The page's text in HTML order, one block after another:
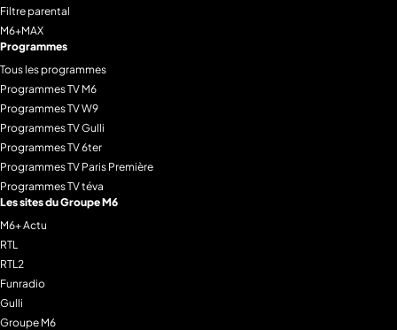
Filtre parental
M6+MAX
Programmes
Tous les programmes
Programmes TV M6
Programmes TV W9
Programmes TV Gulli
Programmes TV 6ter
Programmes TV Paris Première
Programmes TV téva
Les sites du Groupe M6
M6+ Actu
RTL
RTL2
Funradio
Gulli
Groupe M6